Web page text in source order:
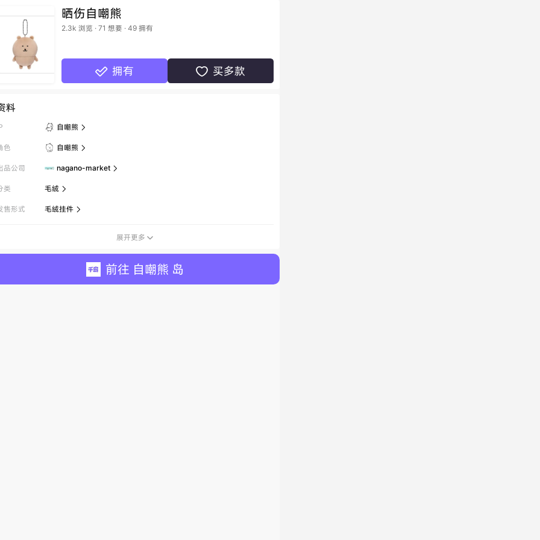
晒伤自嘲熊
2.3k 浏览 · 71 想要 · 49 拥有
 拥有  买多款
料
自嘲熊 
色 自嘲熊 
品公司 nagano-market 
类 毛绒 
售形式 毛绒挂件 
展开更多 
前往 自嘲熊 岛